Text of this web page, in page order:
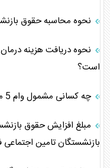
نحوه محاسبه حقوق
نحوه دریافت هزینه
است؟
چه کسانی مشمول وام 5 میلیونی بازنشستگان هستند؟
مبلغ افزایش حقوق
بازنشستگان تامین اجتماعی